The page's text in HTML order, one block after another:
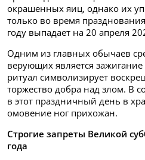
окрашенных яиц, однако их
только во время
году выпадает на 20 апреля
Одним из главных обычаев
верующих является
ритуал символизирует
торжество добра над злом. В
в этот праздничный день в
омовение ног прихожан.
Строгие запреты Великой
года